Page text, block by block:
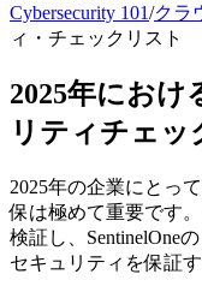
Cybersecurity 101/クラ
ィ・チェックリスト
2025年におけ
リティチェッ
2025年の企業にとっ
保は極めて重要です
検証し、SentinelOne
セキュリティを保証